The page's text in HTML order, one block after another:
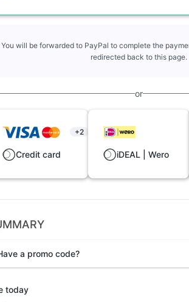
You will be forwarded to PayPal to complete the
redirected back to this page.
or
+2
Credit card iDEAL | Wero
a promo code?
today